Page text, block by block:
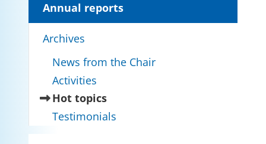
Annual reports
Archives
News from the Chair
Activities
Hot topics(current)
Testimonials